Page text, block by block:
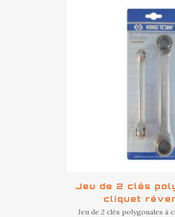
Jeu de 2 clés
cliquet
Jeu de 2 clés polygonales à